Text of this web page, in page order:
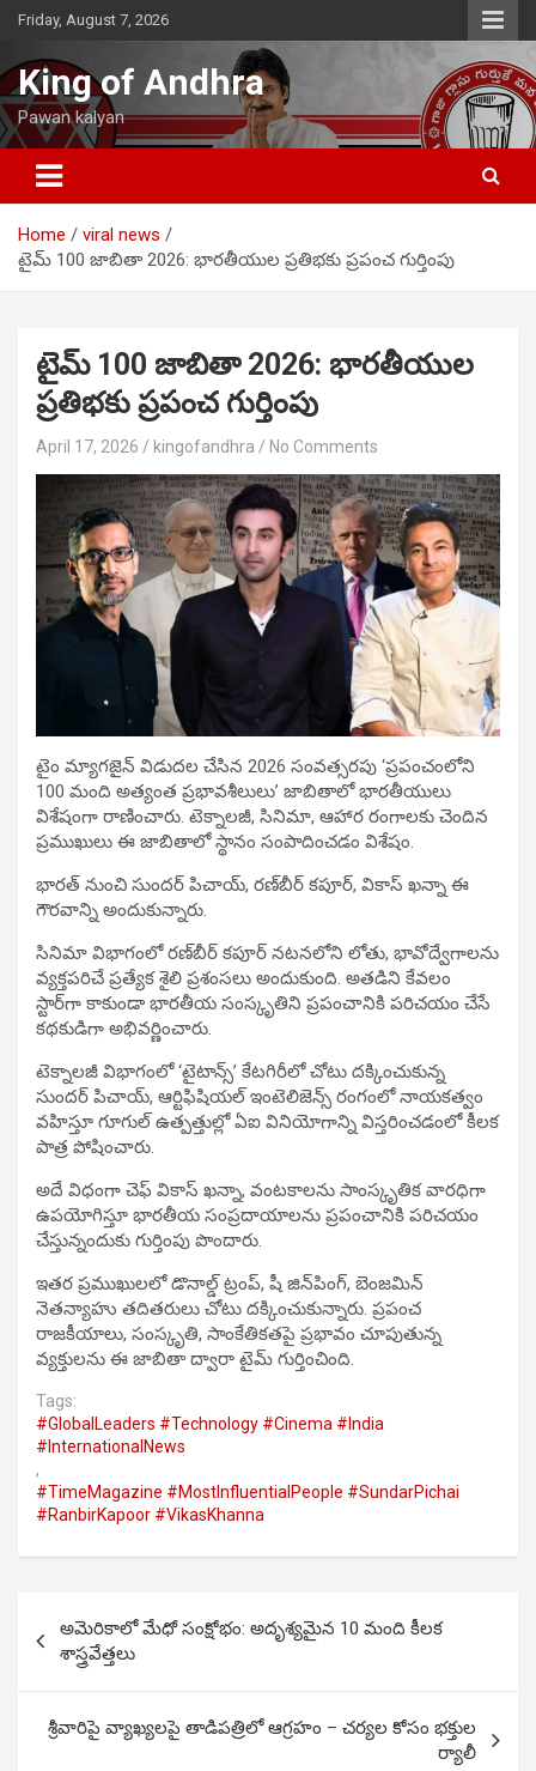
Skip
content
Friday, August 7, 2026
King of Andhra
Pawan kalyan
Home
viral news
టైమ్ 100 జాబితా 2026: భారతీయుల ప్రతిభకు ప్రపంచ గుర్తింపు
టైమ్ 100 జాబితా 2026: భారతీయుల
ప్రతిభకు ప్రపంచ గుర్తింపు
April 17, 2026 kingofandhra No Comments
టైం మ్యాగజైన్ విడుదల చేసిన 2026 సంవత్సరపు ‘ప్రపంచంలోని
100 మంది అత్యంత ప్రభావశీలులు’ జాబితాలో భారతీయులు
విశేషంగా రాణించారు. టెక్నాలజీ, సినిమా, ఆహార రంగాలకు చెందిన
ప్రముఖులు ఈ జాబితాలో స్థానం సంపాదించడం విశేషం.
భారత్ నుంచి సుందర్ పిచాయ్, రణ్‌బీర్ కపూర్, వికాస్ ఖన్నా ఈ
గౌరవాన్ని అందుకున్నారు.
సినిమా విభాగంలో రణ్‌బీర్ కపూర్ నటనలోని లోతు, భావోద్వేగాలను
వ్యక్తపరిచే ప్రత్యేక శైలి ప్రశంసలు అందుకుంది. అతడిని కేవలం
స్టార్‌గా కాకుండా భారతీయ సంస్కృతిని ప్రపంచానికి పరిచయం చేసే
కథకుడిగా అభివర్ణించారు.
టెక్నాలజీ విభాగంలో ‘టైటాన్స్’ కేటగిరీలో చోటు దక్కించుకున్న
సుందర్ పిచాయ్, ఆర్టిఫిషియల్ ఇంటెలిజెన్స్ రంగంలో నాయకత్వం
వహిస్తూ గూగుల్ ఉత్పత్తుల్లో ఏఐ వినియోగాన్ని విస్తరించడంలో కీలక
పాత్ర పోషించారు.
అదే విధంగా చెఫ్ వికాస్ ఖన్నా, వంటకాలను సాంస్కృతిక వారధిగా
ఉపయోగిస్తూ భారతీయ సంప్రదాయాలను ప్రపంచానికి పరిచయం
చేస్తున్నందుకు గుర్తింపు పొందారు.
ఇతర ప్రముఖులలో డొనాల్డ్ ట్రంప్, షీ జిన్‌పింగ్, బెంజమిన్
నెతన్యాహు తదితరులు చోటు దక్కించుకున్నారు. ప్రపంచ
రాజకీయాలు, సంస్కృతి, సాంకేతికతపై ప్రభావం చూపుతున్న
వ్యక్తులను ఈ జాబితా ద్వారా టైమ్ గుర్తించింది.
Tags:
#GlobalLeaders #Technology #Cinema #India
#InternationalNews
,
#TimeMagazine #MostInfluentialPeople #SundarPichai
#RanbirKapoor #VikasKhanna
navigation
అమెరికాలో మేధో సంక్షోభం: అదృశ్యమైన 10 మంది కీలక
శాస్త్రవేత్తలు
శ్రీవారిపై వ్యాఖ్యలపై తాడిపత్రిలో ఆగ్రహం – చర్యల కోసం భక్తుల
ర్యాలీ